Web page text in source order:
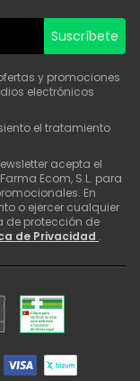
Suscríbete
y promociones
electrónicos
el tratamiento
acepta el
Ecom, S.L. para
En
o ejercer cualquier
de protección de
de Privacidad .